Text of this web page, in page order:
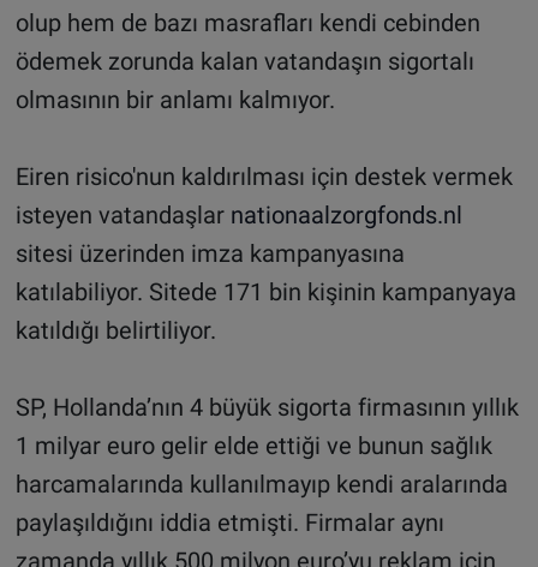
olup hem de bazı masrafları kendi cebinden
ödemek zorunda kalan vatandaşın sigortalı
olmasının bir anlamı kalmıyor.
Eiren risico'nun kaldırılması için destek vermek
isteyen vatandaşlar nationaalzorgfonds.nl
sitesi üzerinden imza kampanyasına
katılabiliyor. Sitede 171 bin kişinin kampanyaya
katıldığı belirtiliyor.
SP, Hollanda’nın 4 büyük sigorta firmasının yıllık
1 milyar euro gelir elde ettiği ve bunun sağlık
harcamalarında kullanılmayıp kendi aralarında
paylaşıldığını iddia etmişti. Firmalar aynı
zamanda yıllık 500 milyon euro’yu reklam için